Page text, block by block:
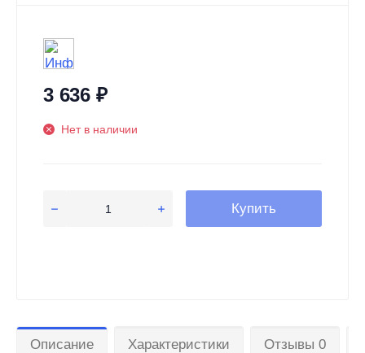
3 636 ₽
Нет в наличии
Купить
Описание Характеристики Отзывы 0